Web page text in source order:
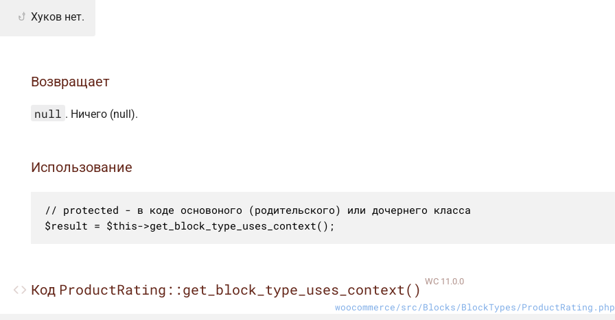
Хуков нет.
Возвращает
null . Ничего (null).
Использование
// protected - в коде основоного (родительского) или дочернего класса
$result = $this->get_block_type_uses_context();
Код ProductRating::get_block_type_uses_context() WC 11.0.0
woocommerce/src/Blocks/BlockTypes/ProductRating.php